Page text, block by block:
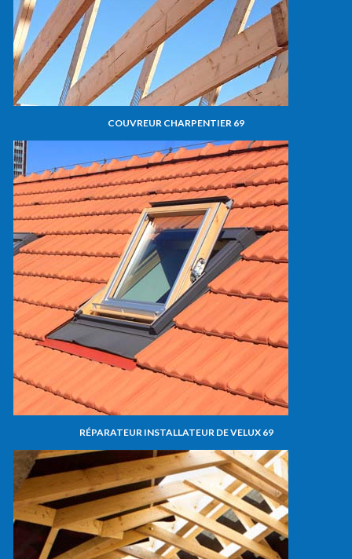
COUVREUR CHARPENTIER 69
RÉPARATEUR INSTALLATEUR DE VELUX 69